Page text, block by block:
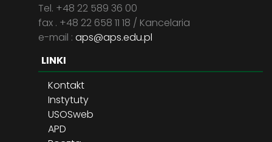
Tel. +48 22 589 36 00
fax . +48 22 658 11 18 / Kancelaria
e-mail : aps@aps.edu.pl
LINKI
Kontakt
Instytuty
USOSweb
APD